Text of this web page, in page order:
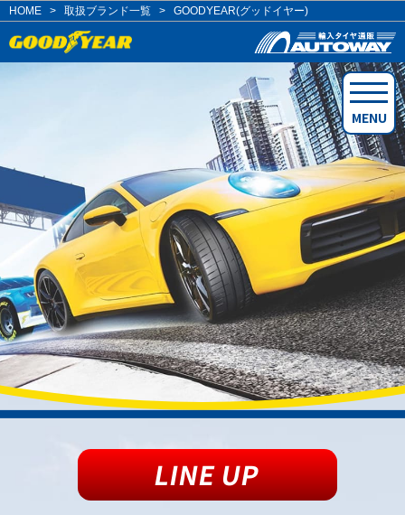
HOME > 取扱ブランド一覧 > GOODYEAR(グッドイヤー)
MENU
LINE UP